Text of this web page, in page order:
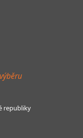
republiky